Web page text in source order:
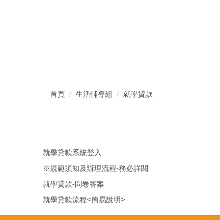
首頁 生活輔導組 就學貸款
就學貸款系統登入
※規範須知及辦理流程-務必詳閱
就學貸款-問卷答案
就學貸款流程<簡易說明>